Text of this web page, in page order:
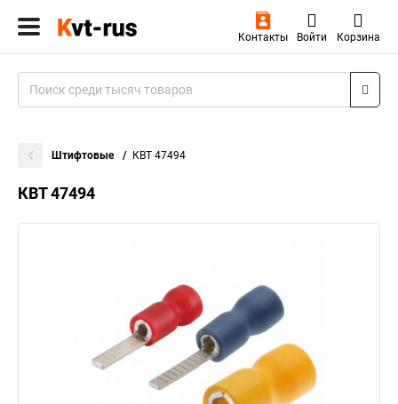
Контакты Войти Корзина
Штифтовые КВТ 47494
КВТ 47494